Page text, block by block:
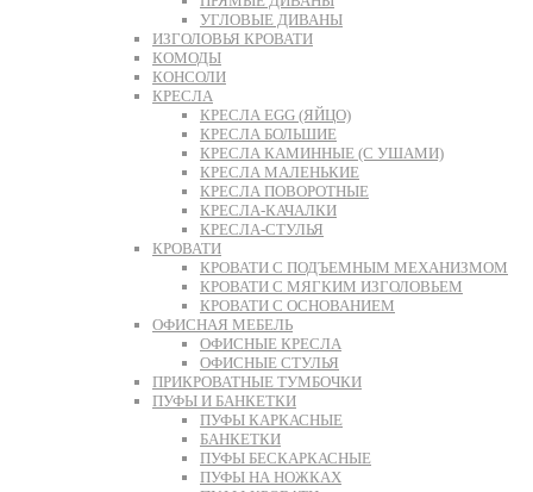
УГЛОВЫЕ ДИВАНЫ
ИЗГОЛОВЬЯ КРОВАТИ
КОМОДЫ
КОНСОЛИ
КРЕСЛА
КРЕСЛА EGG (ЯЙЦО)
КРЕСЛА БОЛЬШИЕ
КРЕСЛА КАМИННЫЕ (С УШАМИ)
КРЕСЛА МАЛЕНЬКИЕ
КРЕСЛА ПОВОРОТНЫЕ
КРЕСЛА-КАЧАЛКИ
КРЕСЛА-СТУЛЬЯ
КРОВАТИ
КРОВАТИ С ПОДЪЕМНЫМ МЕХАНИЗМОМ
КРОВАТИ С МЯГКИМ ИЗГОЛОВЬЕМ
КРОВАТИ С ОСНОВАНИЕМ
ОФИСНАЯ МЕБЕЛЬ
ОФИСНЫЕ КРЕСЛА
ОФИСНЫЕ СТУЛЬЯ
ПРИКРОВАТНЫЕ ТУМБОЧКИ
ПУФЫ И БАНКЕТКИ
ПУФЫ КАРКАСНЫЕ
БАНКЕТКИ
ПУФЫ БЕСКАРКАСНЫЕ
ПУФЫ НА НОЖКАХ